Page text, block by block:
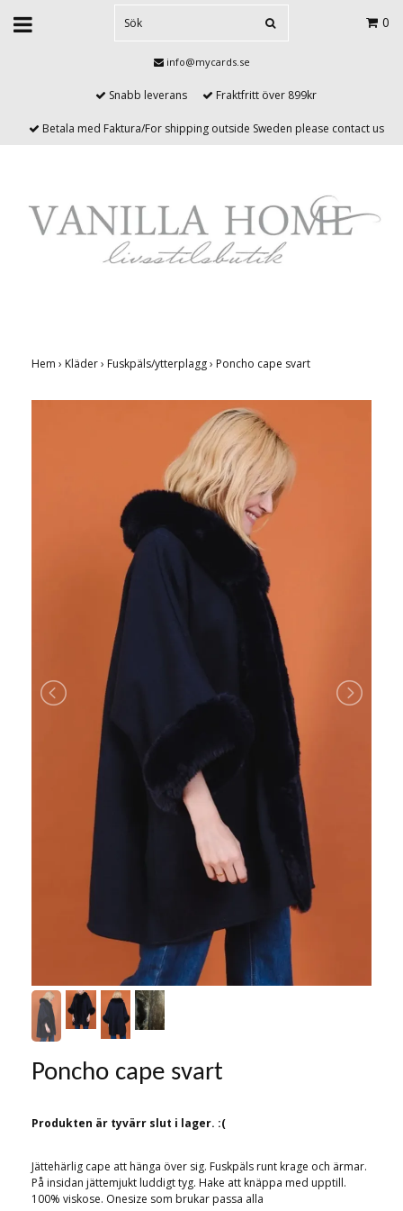
0
info@mycards.se
Snabb leverans Fraktfritt över 899kr
Betala med Faktura/For shipping outside Sweden please contact us
Hem › Kläder› Fuskpäls/ytterplagg› Poncho cape svart
Poncho cape svart
Produkten är tyvärr slut i lager. :(
Jättehärlig cape att hänga över sig. Fuskpäls runt krage och ärmar.
På insidan jättemjukt luddigt tyg. Hake att knäppa med upptill.
100% viskose. Onesize som brukar passa alla